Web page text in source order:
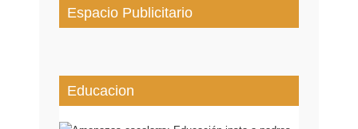
Espacio Publicitario
Educacion